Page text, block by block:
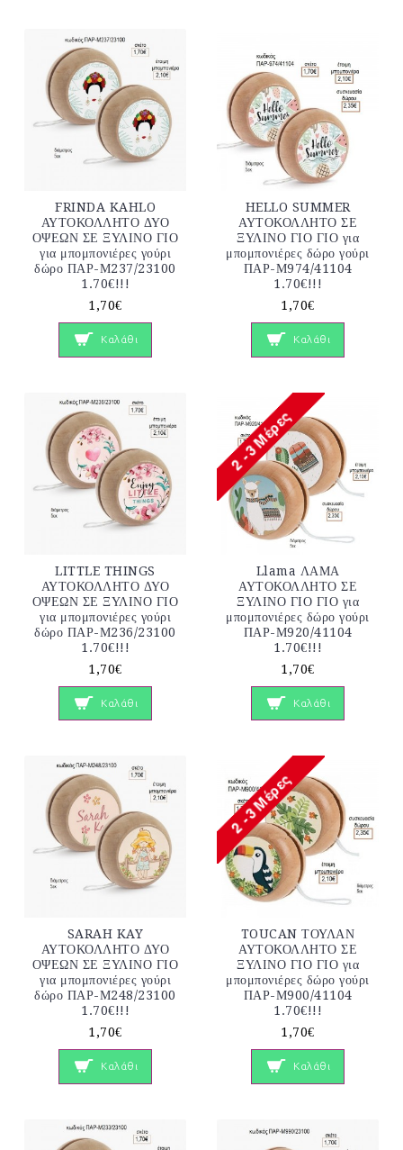
FRINDA KAHLO
ΑΥΤΟΚΟΛΛΗΤΟ ΔΥΟ
ΟΨΕΩΝ ΣΕ ΞΥΛΙΝΟ ΓΙΟ
για μπομπονιέρες γούρι
δώρο ΠΑΡ-Μ237/23100
1.70€!!!
1,70€
Καλάθι
HELLO SUMMER
ΑΥΤΟΚΟΛΛΗΤΟ ΣΕ
ΞΥΛΙΝΟ ΓΙΟ ΓΙΟ για
μπομπονιέρες δώρο γούρι
ΠΑΡ-Μ974/41104
1.70€!!!
1,70€
Καλάθι
LITTLE THINGS
ΑΥΤΟΚΟΛΛΗΤΟ ΔΥΟ
ΟΨΕΩΝ ΣΕ ΞΥΛΙΝΟ ΓΙΟ
για μπομπονιέρες γούρι
δώρο ΠΑΡ-Μ236/23100
1.70€!!!
1,70€
Καλάθι
Llama ΛΑΜΑ
ΑΥΤΟΚΟΛΛΗΤΟ ΣΕ
ΞΥΛΙΝΟ ΓΙΟ ΓΙΟ για
μπομπονιέρες δώρο γούρι
ΠΑΡ-Μ920/41104
1.70€!!!
1,70€
Καλάθι
SARAH KAY
ΑΥΤΟΚΟΛΛΗΤΟ ΔΥΟ
ΟΨΕΩΝ ΣΕ ΞΥΛΙΝΟ ΓΙΟ
για μπομπονιέρες γούρι
δώρο ΠΑΡ-Μ248/23100
1.70€!!!
1,70€
Καλάθι
TOUCAN ΤΟΥΛΑΝ
ΑΥΤΟΚΟΛΛΗΤΟ ΣΕ
ΞΥΛΙΝΟ ΓΙΟ ΓΙΟ για
μπομπονιέρες δώρο γούρι
ΠΑΡ-Μ900/41104
1.70€!!!
1,70€
Καλάθι